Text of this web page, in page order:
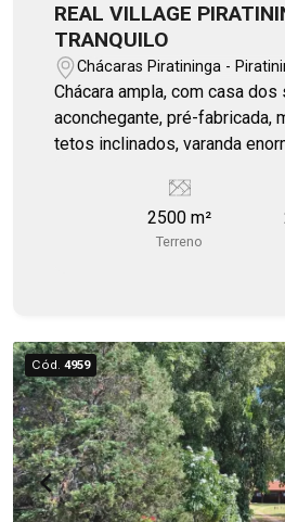
REAL VILLAGE PIRATININGA,
TRANQUILO
Chácaras Piratininga -
Chácara ampla, com casa dos
aconchegante, pré-fabricada,
tetos inclinados, varanda
nativas flamboyants, poço
Sabesp em instalação,
Portaria remota, com
2500 m²
Terreno
Cód. 4959